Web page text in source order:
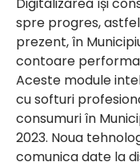
spre progres,
prezent, în
contoare
Aceste module
cu softuri
consumuri în
2023. Noua
comunica date la